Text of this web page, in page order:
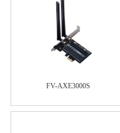
FV-AXE3000S